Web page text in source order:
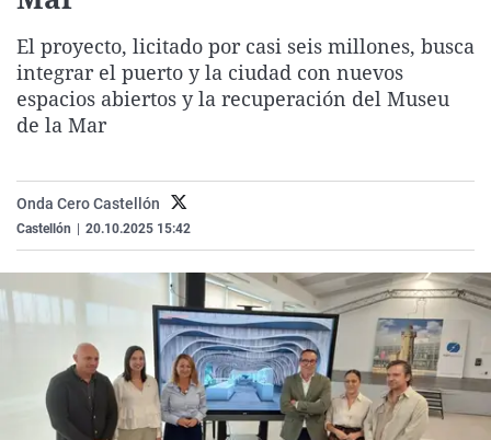
Gente viajera
Como el perro y el
Retornados
Equipo de
Galicia
La Rioja
Televisión
Elecciones
El proyecto, licitado por casi seis millones, busca
integrar el puerto y la ciudad con nuevos
espacios abiertos y la recuperación del Museu
de la Mar
Onda Cero Castellón
Castellón 20.10.2025 15:42